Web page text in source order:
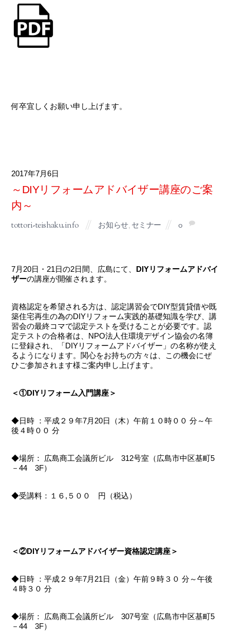
何卒宜しくお願い申し上げます。
6
7月
2017
～DIYリフォームアドバイザー講座のご案
内～
tottori-teishaku.info お知らせ,セミナー 0
7月20日・21日の2日間、広島にて、 DIYリフォームアドバイ
ザーの講座が開催されます。
資格認定を希望される方は、認定講習会でDIY型賃貸借や既
築住宅再生の為のDIYリフォーム実践的基礎知識を学び、講
習会の最終コマで認定テストを受けることが必要です。認
定テストの合格者は、NPO法人住環境デザイン協会の名簿
に登録され、「DIYリフォームアドバイザー」の名称が使え
るようになります。関心をお持ちの方々は、この機会にぜ
ひご参加されます様ご案内申し上げます。
＜①DIYリフォーム入門講座＞
◆日時 ：平成２９年7月20日（木）午前１０時００ 分～午
後４時００ 分
◆場所： 広島商工会議所ビル 312号室（広島市中区基町5
－44 3F）
◆受講料：１６,５００ 円（税込）
＜②DIYリフォームアドバイザー資格認定講座＞
◆日時 ：平成２９年7月21日（金）午前９時３０ 分～午後
４時３０ 分
◆場所： 広島商工会議所ビル 307号室（広島市中区基町5
－44 3F）